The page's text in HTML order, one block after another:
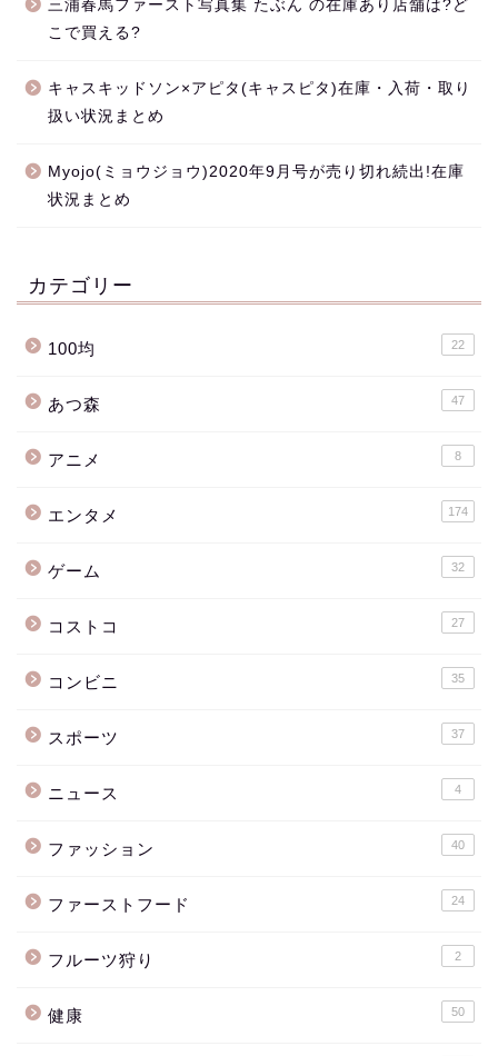
三浦春馬ファースト写真集 たぶん の在庫あり店舗は?ど
こで買える?
キャスキッドソン×アピタ(キャスピタ)在庫・入荷・取り
扱い状況まとめ
Myojo(ミョウジョウ)2020年9月号が売り切れ続出!在庫
状況まとめ
カテゴリー
100均 22
あつ森 47
アニメ 8
エンタメ 174
ゲーム 32
コストコ 27
コンビニ 35
スポーツ 37
ニュース 4
ファッション 40
ファーストフード 24
フルーツ狩り 2
健康 50